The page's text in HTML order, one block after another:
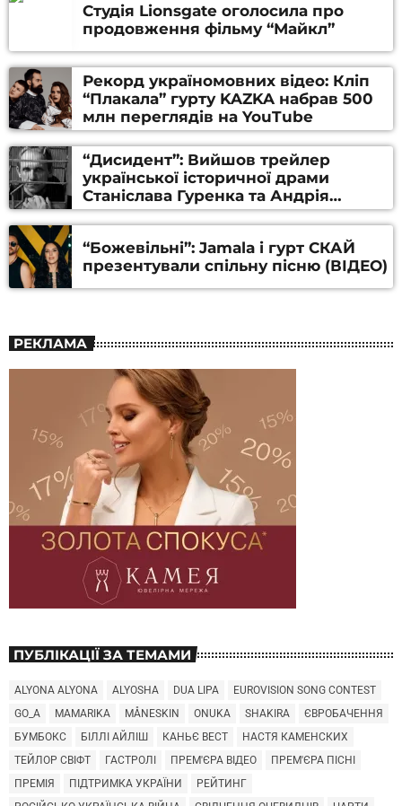
Студія Lionsgate оголосила про
продовження фільму “Майкл”
Рекорд україномовних відео: Кліп
“Плакала” гурту KAZKA набрав 500
млн переглядів на YouTube
“Дисидент”: Вийшов трейлер
української історичної драми
Станіслава Гуренка та Андрія
Алфьорова (ВІДЕО)
“Божевільні”: Jamala і гурт СКАЙ
презентували спільну пісню (ВІДЕО)
РЕКЛАМА
ПУБЛІКАЦІЇ ЗА ТЕМАМИ
ALYONA ALYONA ALYOSHA DUA LIPA
EUROVISION SONG CONTEST
GO_A
MAMARIKA MÅNESKIN ONUKA SHAKIRA
ЄВРОБАЧЕННЯ
БУМБОКС
БІЛЛІ АЙЛІШ КАНЬЄ ВЕСТ
НАСТЯ КАМЕНСКИХ
ТЕЙЛОР СВІФТ
ГАСТРОЛІ ПРЕМ'ЄРА ВІДЕО
ПРЕМ'ЄРА ПІСНІ
ПРЕМІЯ
ПІДТРИМКА УКРАЇНИ
РЕЙТИНГ